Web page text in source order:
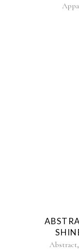
Abstract,